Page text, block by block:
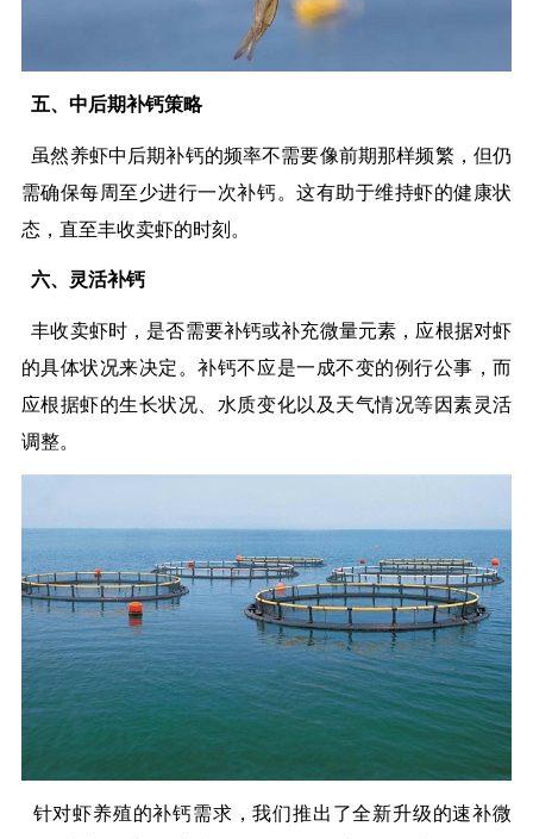
五、中后期补钙策略
虽然养虾中后期补钙的频率不需要像前期那样频繁，但仍
需确保每周至少进行一次补钙。这有助于维持虾的健康状
态，直至丰收卖虾的时刻。
六、灵活补钙
丰收卖虾时，是否需要补钙或补充微量元素，应根据对虾
的具体状况来决定。补钙不应是一成不变的例行公事，而
应根据虾的生长状况、水质变化以及天气情况等因素灵活
调整。
针对虾养殖的补钙需求，我们推出了全新升级的速补微